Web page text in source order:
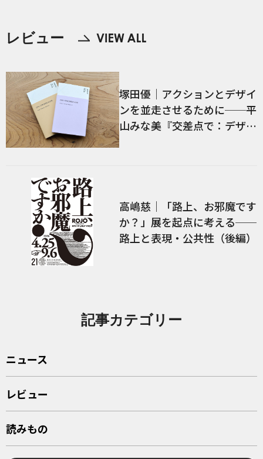
レビュー
塚田優｜アクションとデザイ
ンを並走させるために──平
山みな美『交差点で：デザイ
ン、言語、経験』／前編
高嶋慈｜「路上、お邪魔です
か？」展を起点に考える──
路上と表現・公共性（後編）
記事カテゴリー
ニュース
レビュー
読みもの